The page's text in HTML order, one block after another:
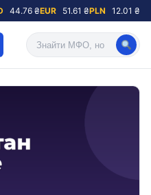
44.76 ₴EUR 51.61 ₴PLN 12.01 ₴